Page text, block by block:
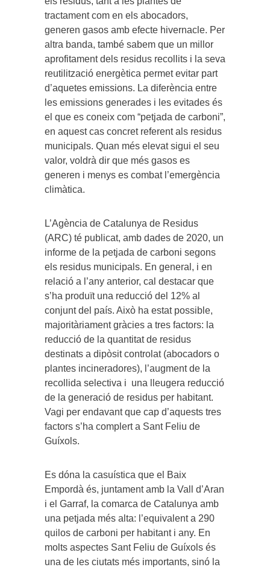
tractament com en els abocadors,
generen gasos amb efecte hivernacle. Per
altra banda, també sabem que un millor
aprofitament dels residus recollits i la seva
reutilització energètica permet evitar part
d’aquetes emissions. La diferència entre
les emissions generades i les evitades és
el que es coneix com “petjada de carboni”,
en aquest cas concret referent als residus
municipals. Quan més elevat sigui el seu
valor, voldrà dir que més gasos es
generen i menys es combat l’emergència
climàtica.
L’Agència de Catalunya de Residus
(ARC) té publicat, amb dades de 2020, un
informe de la petjada de carboni segons
els residus municipals. En general, i en
relació a l’any anterior, cal destacar que
s’ha produït una reducció del 12% al
conjunt del país. Això ha estat possible,
majoritàriament gràcies a tres factors: la
reducció de la quantitat de residus
destinats a dipòsit controlat (abocadors o
plantes incineradores), l’augment de la
recollida selectiva i una lleugera reducció
de la generació de residus per habitant.
Vagi per endavant que cap d’aquests tres
factors s’ha complert a Sant Feliu de
Guíxols.
Es dóna la casuística que el Baix
Empordà és, juntament amb la Vall d’Aran
i el Garraf, la comarca de Catalunya amb
una petjada més alta: l’equivalent a 290
quilos de carboni per habitant i any. En
molts aspectes Sant Feliu de Guíxols és
una de les ciutats més importants, sinó la